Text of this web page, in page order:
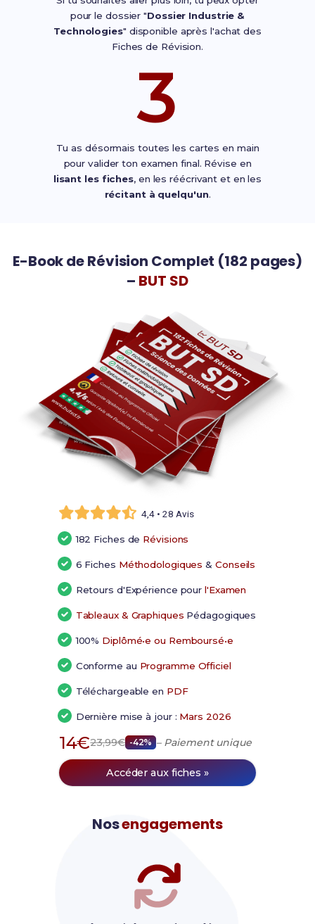
pour le dossier "Dossier Industrie &
Technologies" disponible après l'achat des
Fiches de Révision.
3
Tu as désormais toutes les cartes en main
pour valider ton examen final. Révise en
lisant les fiches, en les réécrivant et en les
récitant à quelqu'un.
E-Book de Révision Complet (182 pages)
– BUT SD
4,4 • 28 Avis
182 Fiches de Révisions
6 Fiches Méthodologiques &Conseils
Retours d'Expérience pourl'Examen
Tableaux & Graphiques Pédagogiques
100% Diplômé•e ou Remboursé•e
Conforme au Programme Officiel
Téléchargeable en PDF
Dernière mise à jour : Mars 2026
14€23,99€ -42% – Paiement unique
Accéder aux fiches »
Nosengagements